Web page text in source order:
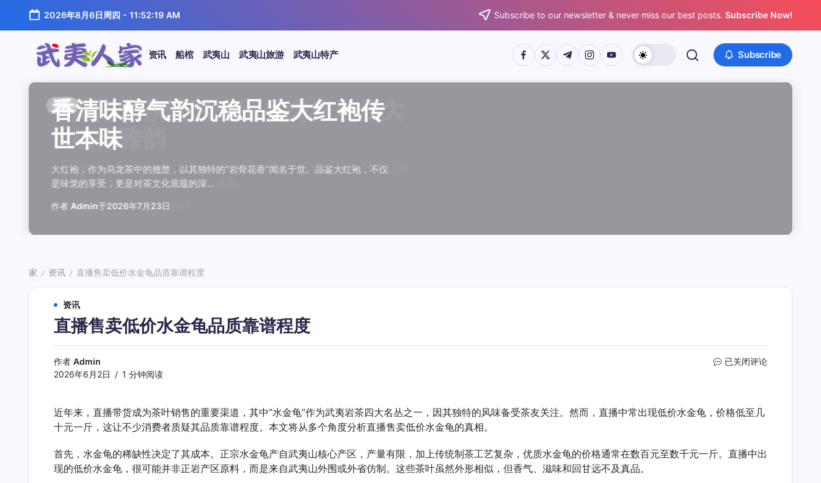
正
2026年8月6日周四- 11:52:20 AM Subscribe to our newsletter & never miss our best posts. Subscribe Now!
武
夷
资讯 船棺 武夷山 武夷山旅游 武夷山特产 https://www.facebook.com/
https://twitter.com/
https://t.me/
https://www.instagram.com/
https://youtube.com/ Subscribe
资讯
闲煮岩茶慢时光细品肉桂水仙大
红袍雅韵
在喧嚣的都市生活中，寻一处静谧，煮一壶岩茶，让时光慢下来。岩茶，产自福建武
夷山，因生长在岩石缝隙中而得名，其独…
作者 Admin于2026年7月24日
资讯
香清味醇气韵沉稳品鉴大红袍传
世本味
大红袍，作为乌龙茶中的翘楚，以其独特的“岩骨花香”闻名于世。品鉴大红袍，不仅
是味觉的享受，更是对茶文化底蕴的深…
作者 Admin于2026年7月23日
资讯
汤水顺滑底蕴绵长品鉴武夷水仙
温润质感
武夷水仙，作为乌龙茶中的经典品种，以其汤水顺滑、底蕴绵长而备受茶客青睐。品
鉴这款茶，仿佛在品味一段悠长的岁月，…
作者 Admin于2026年7月22日
资讯
唇齿留香久久不散品鉴武夷肉桂
独特魅力
武夷岩茶，素有“岩骨花香”之誉，而肉桂更是其中翘楚。其名源于香叶似肉桂，更因
其茶汤入口后，唇齿留香久久不散，令…
作者 Admin于2026年7月21日
资讯
岩韵浓淡各不同三款经典岩茶对
比品鉴
岩茶，作为乌龙茶中的瑰宝，以其独特的“岩韵”闻名于世。所谓岩韵，是茶叶在武夷
山丹霞地貌中吸收岩石矿物精华后形成…
作者 Admin于2026年7月20日
资讯
观汤色赏叶底全面品鉴肉桂水仙
大红袍
品鉴武夷岩茶，观汤色与赏叶底是关键环节。肉桂、水仙、大红袍作为岩茶代表，其
汤色与叶底各具特色，折射出工艺与山场…
作者 Admin于2026年7月19日
资讯
闲煮岩茶慢时光细品肉桂水仙大
红袍雅韵
在喧嚣的都市生活中，寻一处静谧，煮一壶岩茶，让时光慢下来。岩茶，产自福建武
夷山，因生长在岩石缝隙中而得名，其独…
作者 Admin于2026年7月24日
资讯
香清味醇气韵沉稳品鉴大红袍传
世本味
大红袍，作为乌龙茶中的翘楚，以其独特的“岩骨花香”闻名于世。品鉴大红袍，不仅
是味觉的享受，更是对茶文化底蕴的深…
作者 Admin于2026年7月23日
资讯汤水顺滑底蕴绵长品鉴武夷水仙
温润质感
武夷水仙，作为乌龙茶中的经典品种，以其汤水顺滑、底蕴绵长而备受茶客青睐。品
鉴这款茶，仿佛在品味一段悠长的岁月，…
Admin于2026年7月22日
资讯唇齿留香久久不散品鉴武夷肉桂
独特魅力
武夷岩茶，素有“岩骨花香”之誉，而肉桂更是其中翘楚。其名源于香叶似肉桂，更因
其茶汤入口后，唇齿留香久久不散，令…
Admin于2026年7月21日
资讯岩韵浓淡各不同三款经典岩茶对
比品鉴
岩茶，作为乌龙茶中的瑰宝，以其独特的“岩韵”闻名于世。所谓岩韵，是茶叶在武夷
山丹霞地貌中吸收岩石矿物精华后形成…
Admin于2026年7月20日
资讯观汤色赏叶底全面品鉴肉桂水仙
大红袍
品鉴武夷岩茶，观汤色与赏叶底是关键环节。肉桂、水仙、大红袍作为岩茶代表，其
汤色与叶底各具特色，折射出工艺与山场…
Admin于2026年7月19日
资讯闲煮岩茶慢时光细品肉桂水仙大
红袍雅韵
在喧嚣的都市生活中，寻一处静谧，煮一壶岩茶，让时光慢下来。岩茶，产自福建武
夷山，因生长在岩石缝隙中而得名，其独…
Admin于2026年7月24日
资讯香清味醇气韵沉稳品鉴大红袍传
世本味
大红袍，作为乌龙茶中的翘楚，以其独特的“岩骨花香”闻名于世。品鉴大红袍，不仅
是味觉的享受，更是对茶文化底蕴的深…
Admin于2026年7月23日
资讯汤水顺滑底蕴绵长品鉴武夷水仙
温润质感
武夷水仙，作为乌龙茶中的经典品种，以其汤水顺滑、底蕴绵长而备受茶客青睐。品
鉴这款茶，仿佛在品味一段悠长的岁月，…
Admin于2026年7月22日
资讯唇齿留香久久不散品鉴武夷肉桂
独特魅力
武夷岩茶，素有“岩骨花香”之誉，而肉桂更是其中翘楚。其名源于香叶似肉桂，更因
其茶汤入口后，唇齿留香久久不散，令…
Admin于2026年7月21日
资讯岩韵浓淡各不同三款经典岩茶对
比品鉴
岩茶，作为乌龙茶中的瑰宝，以其独特的“岩韵”闻名于世。所谓岩韵，是茶叶在武夷
山丹霞地貌中吸收岩石矿物精华后形成…
Admin于2026年7月20日
资讯观汤色赏叶底全面品鉴肉桂水仙
大红袍
品鉴武夷岩茶，观汤色与赏叶底是关键环节。肉桂、水仙、大红袍作为岩茶代表，其
汤色与叶底各具特色，折射出工艺与山场…
Admin于2026年7月19日
家 / 资讯 / 直播售卖低价水金龟品质靠谱程度
资讯
直播售卖低价水金龟品质靠谱程度
作者 Admin
2026年6月2日
1 分钟阅读
直
低
金
已关闭评论
近年来，直播带货成为茶叶销售的重要渠道，其中“水金龟”作为武夷岩茶四大名丛之一，因其独特的风味备受茶友关注。然而，直播中常出现低价水金龟，价格低至几
十元一斤，这让不少消费者质疑其品质靠谱程度。本文将从多个角度分析直播售卖低价水金龟的真相。
首先，水金龟的稀缺性决定了其成本。正宗水金龟产自武夷山核心产区，产量有限，加上传统制茶工艺复杂，优质水金龟的价格通常在数百元至数千元一斤。直播中出
现的低价水金龟，很可能并非正岩产区原料，而是来自武夷山外围或外省仿制。这些茶叶虽然外形相似，但香气、滋味和回甘远不及真品。